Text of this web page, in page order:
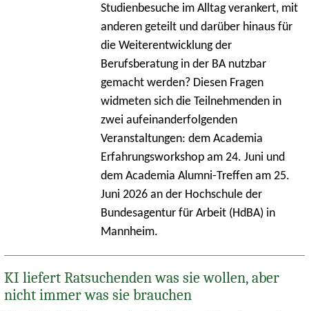
Studienbesuche im Alltag verankert, mit
anderen geteilt und darüber hinaus für
die Weiterentwicklung der
Berufsberatung in der BA nutzbar
gemacht werden? Diesen Fragen
widmeten sich die Teilnehmenden in
zwei aufeinanderfolgenden
Veranstaltungen: dem Academia
Erfahrungsworkshop am 24. Juni und
dem Academia Alumni-Treffen am 25.
Juni 2026 an der Hochschule der
Bundesagentur für Arbeit (HdBA) in
Mannheim.
KI liefert Ratsuchenden was sie wollen, aber
nicht immer was sie brauchen